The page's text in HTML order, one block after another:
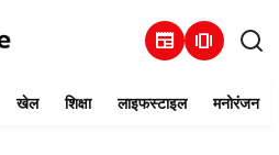
newspaper amp_stories
खेल शिक्षा लाइफस्टाइल मनोरंजन